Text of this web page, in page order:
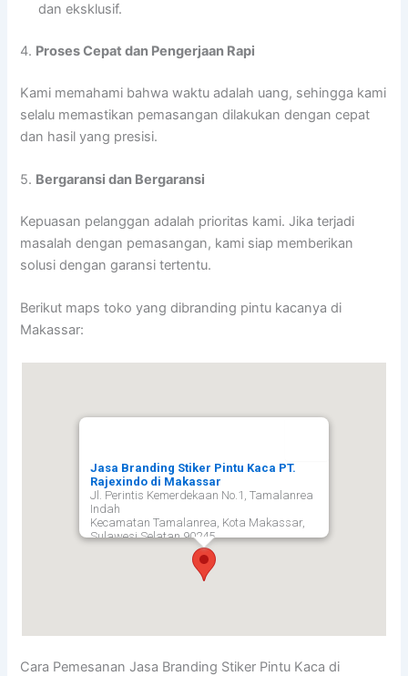
dan eksklusif.
4. Proses Cepat dan Pengerjaan Rapi
Kami memahami bahwa waktu adalah uang, sehingga kami
selalu memastikan pemasangan dilakukan dengan cepat
dan hasil yang presisi.
5. Bergaransi dan Bergaransi
Kepuasan pelanggan adalah prioritas kami. Jika terjadi
masalah dengan pemasangan, kami siap memberikan
solusi dengan garansi tertentu.
Berikut maps toko yang dibranding pintu kacanya di
Makassar:
Jasa Branding Stiker Pintu Kaca PT.
Rajexindo di Makassar
Jl. Perintis Kemerdekaan No.1, Tamalanrea
Indah
Kecamatan Tamalanrea, Kota Makassar,
Sulawesi Selatan 90245,
Cara Pemesanan Jasa Branding Stiker Pintu Kaca di